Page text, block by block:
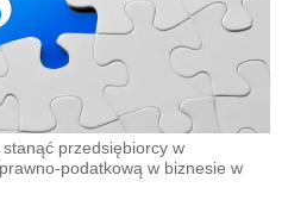
przedsiębiorcy w
podatkową w biznesie w